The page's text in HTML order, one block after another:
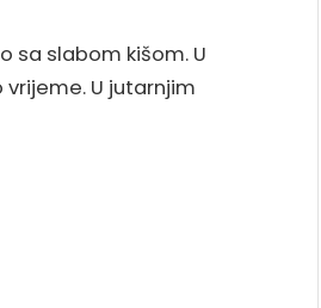
sa slabom kišom. U
U jutarnjim